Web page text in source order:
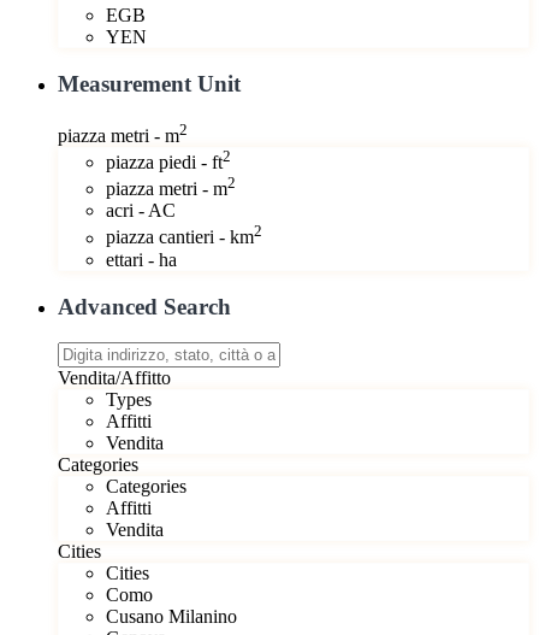
EGB
YEN
Measurement Unit
piazza metri - m2
piazza piedi - ft2
piazza metri - m2
acri - AC
piazza cantieri - km2
ettari - ha
Advanced Search
Vendita/Affitto
Types
Affitti
Vendita
Categories
Categories
Affitti
Vendita
Cities
Cities
Como
Cusano Milanino